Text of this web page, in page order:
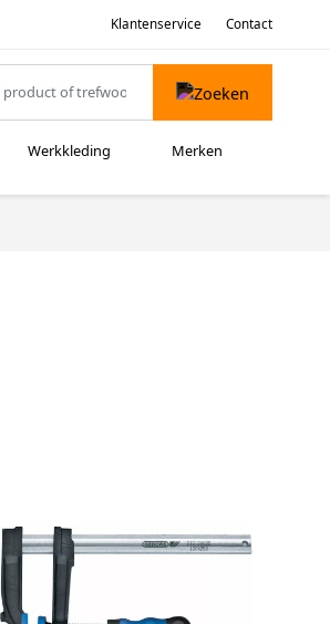
Klantenservice Contact
Werkkleding Merken